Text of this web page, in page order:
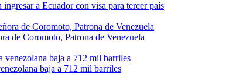
a Ecuador con visa para tercer país
de Coromoto, Patrona de Venezuela
baja a 712 mil barriles